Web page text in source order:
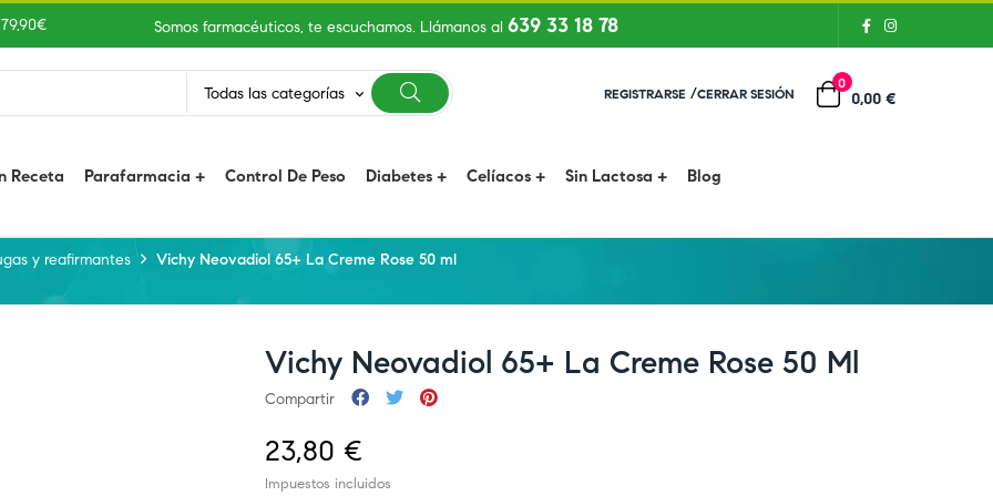
Somos farmacéuticos, te escuchamos. Llámanos al 639 33 18 78
Todas las categorías keyboard_arrow_down REGISTRARSE /CERRAR SESIÓN
0
0,00 €
Receta Parafarmacia Control De Peso Diabetes Celíacos Sin Lactosa Blog
y reafirmantes Vichy Neovadiol 65+ La Creme Rose 50 ml
Vichy Neovadiol 65+ La Creme Rose 50 Ml
Compartir
23,80 €
Impuestos incluidos